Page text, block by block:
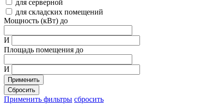
для серверной
для складских помещений
Мощность (кВт) до
И
Площадь помещения до
И
Применить
Сбросить
Применить фильтры сбросить